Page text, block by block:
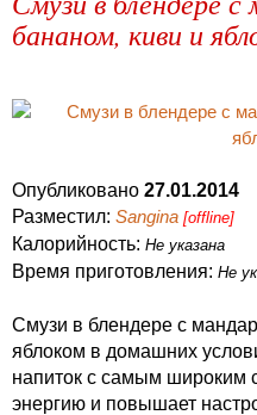
бананом, киви и
Опубликовано 27.01.2014
Разместил: Sangina [offline]
Калорийность: Не указана
Время приготовления: Не
Смузи в блендере с
яблоком в домашних
напиток с самым широким
энергию и повышает